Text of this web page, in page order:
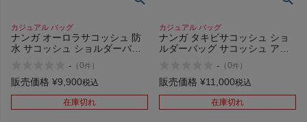
カジュアル バッグ
ナンガ オーロラサコッシュ 防
水 サコッシュ ショルダーバッ
ア キャンプ 旅行 お出掛け フェ
ス NANGA AURORA
- （0件 ）
販売価格 ¥9,900税込
在庫切れ
カジュアル バッグ
ナンガ タキビサコッシュ ショ
ルダーバッグ サコッシュ アウ
材 バッグ カジュアル NANGA
TAKIBI SACOCHE
- （0件 ）
販売価格 ¥11,000税込
在庫切れ